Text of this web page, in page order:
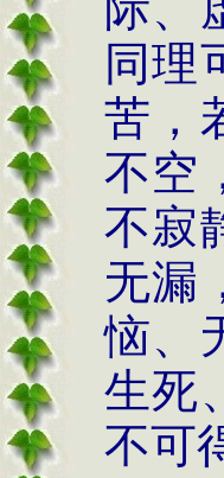
同理
苦，
不空
不寂
无漏
恼、
生死
不可